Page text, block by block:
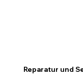
Reparatur und